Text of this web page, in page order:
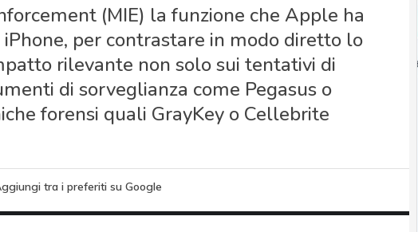
(MIE) la funzione che Apple ha
per contrastare in modo diretto lo
rilevante non solo sui tentativi di
di sorveglianza come Pegasus o
forensi quali GrayKey o Cellebrite
tra i preferiti su Google